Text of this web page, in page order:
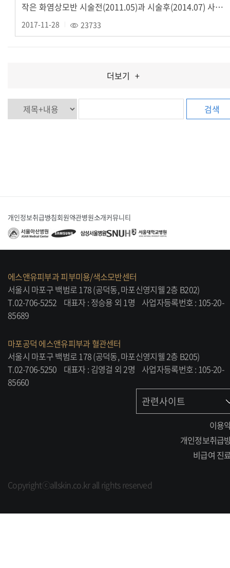
작은 화염상모반 시술전(2011.05)과 시술후(2014.07) 사진입니다.
2017-11-28 23733
더보기 +
검색
개인정보취급방침회원약관병원소개커뮤니티
에스앤유피부과 피부미용/색소모반센터
서울시 마포구 백범로 178 (공덕동, 마포신영지웰 2층 B202)
T.02-706-5252
대표자 : 정승용 외 1명
사업자등록번호 : 105-20-
85689
마포공덕 에스앤유피부과 혈관센터
서울시 마포구 백범로 178 (공덕동, 마포신영지웰 2층 B205)
T.02-706-5250
대표자 : 김영걸 외 2명
사업자등록번호 : 105-20-
85660
관련사이트
이용
개인정보취급
비급여 진
Copyrightⓒallskin.co.kr all rights reserved